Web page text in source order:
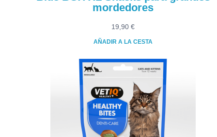
mordedores
19,90 €
AÑADIR A LA CESTA